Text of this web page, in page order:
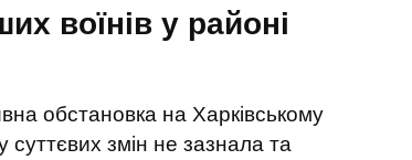
воїнів у районі
обстановка на Харківському
суттєвих змін не зазнала та